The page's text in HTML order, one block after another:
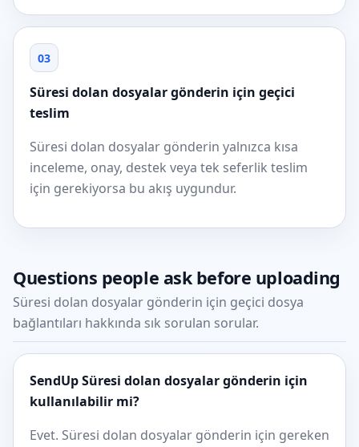
03
Süresi dolan dosyalar gönderin için geçici
teslim
Süresi dolan dosyalar gönderin yalnızca kısa
inceleme, onay, destek veya tek seferlik teslim
için gerekiyorsa bu akış uygundur.
Questions people ask before uploading
Süresi dolan dosyalar gönderin için geçici dosya
bağlantıları hakkında sık sorulan sorular.
SendUp Süresi dolan dosyalar gönderin için
kullanılabilir mi?
Evet. Süresi dolan dosyalar gönderin için gereken